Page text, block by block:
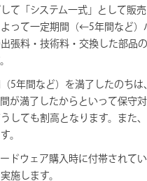
て「システム一式」として販
って一定期間（←5年間など
出張料・技術料・交換した部品
5年間など）を満了したのち
が満了したからといって保守
しても割高となります。また
。
ドウェア購入時に付帯されて
施します。